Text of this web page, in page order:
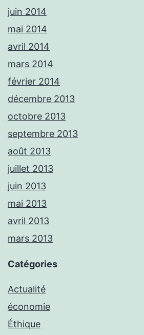
juin 2014
mai 2014
avril 2014
mars 2014
février 2014
décembre 2013
octobre 2013
septembre 2013
août 2013
juillet 2013
juin 2013
mai 2013
avril 2013
mars 2013
Catégories
Actualité
économie
Éthique